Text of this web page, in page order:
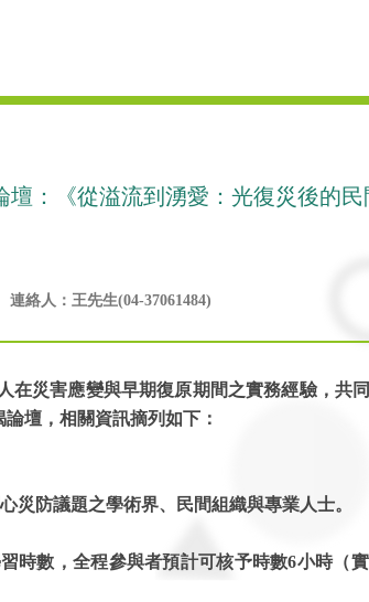
：《從溢流到湧愛：光復災後的
連絡人：王先生(04-37061484)
災害應變與早期復原期間之實務經驗，共
壇，相關資訊摘列如下：
災防議題之學術界、民間組織與專業人士。
時數，全程參與者預計可核予時數6小時（